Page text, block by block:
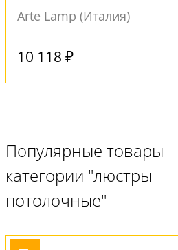
Arte Lamp (Италия)
10 118 ₽
Популярные товары
категории "люстры
потолочные"